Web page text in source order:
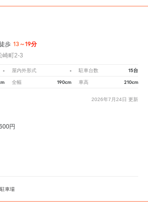
歩 13～19分
崎町2-3
- 屋内外形式 - 駐車台数 15台
全幅 190cm 車高 210cm
2026年7月24日 更新
円
車場